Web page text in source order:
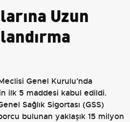
Uzun
Genel Kurulu’nda
ilk 5 maddesi kabul edildi.
Sağlık Sigortası (GSS)
bulunan yaklaşık 15 milyon